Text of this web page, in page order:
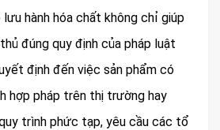
hành hóa chất không chỉ giúp
đúng quy định của pháp luật
định đến việc sản phẩm có
hợp pháp trên thị trường hay
trình phức tạp, yêu cầu các tổ